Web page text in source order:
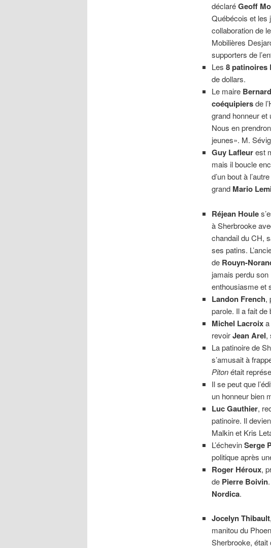
déclaréGeoff
Québécois et les
collaboration de le
Mobilières
supporters de
Les8 patinoires
de dollars.
Le maire
coéquipiersde
grand honneur
Nous en
jeunes». M.
Guy Lafleurest
mais il boucle
d’un bout à
grand Mario
Réjean Houle
à Sherbrooke
chandail du CH,
ses patins.
de Rouyn-
jamais perdu son
enthousiasme et
Landon French,
parole. Il a fait
Michel Lacroix
revoirJean Arel,
La patinoire de
s’amusait à
Pitonétait
Il se peut que
un honneur bien
Luc Gauthier,
patinoire. Il
Malkin et Kris
L’échevinSerge
politique après
Roger Héroux,
de Pierre Boivin
Nordica.
Jocelyn Thibault
manitou du
Sherbrooke, était